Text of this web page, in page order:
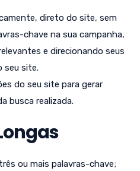
direto do site, sem
chave na sua campanha,
e direcionando seus
seu site.
do seu site para gerar
busca realizada.
ou mais palavras-chave;